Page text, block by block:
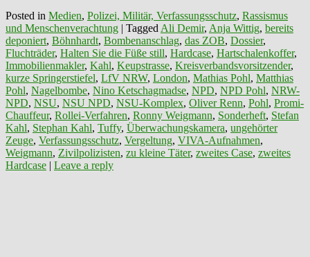
Posted in Medien, Polizei, Militär, Verfassungsschutz, Rassismus
und Menschenverachtung | Tagged Ali Demir, Anja Wittig, bereits
deponiert, Böhnhardt, Bombenanschlag, das ZOB, Dossier,
Fluchträder, Halten Sie die Füße still, Hardcase, Hartschalenkoffer,
Immobilienmakler, Kahl, Keupstrasse, Kreisverbandsvorsitzender,
kurze Springerstiefel, LfV NRW, London, Mathias Pohl, Matthias
Pohl, Nagelbombe, Nino Ketschagmadse, NPD, NPD Pohl, NRW-
NPD, NSU, NSU NPD, NSU-Komplex, Oliver Renn, Pohl, Promi-
Chauffeur, Rollei-Verfahren, Ronny Weigmann, Sonderheft, Stefan
Kahl, Stephan Kahl, Tuffy, Überwachungskamera, ungehörter
Zeuge, Verfassungsschutz, Vergeltung, VIVA-Aufnahmen,
Weigmann, Zivilpolizisten, zu kleine Täter, zweites Case, zweites
Hardcase | Leave a reply